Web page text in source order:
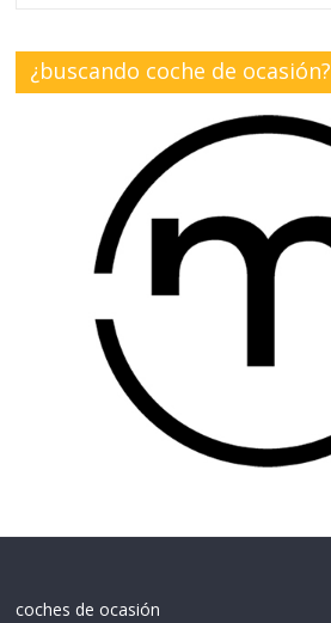
¿buscando coche de ocasión?
coches de ocasión